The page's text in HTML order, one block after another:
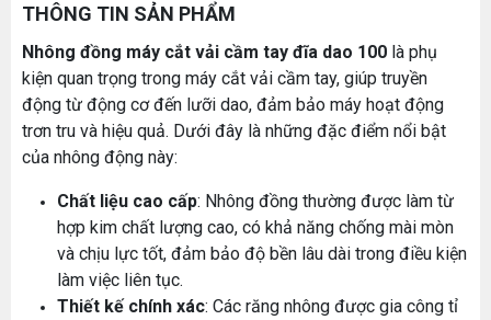
THÔNG TIN SẢN PHẨM
Nhông đồng máy cắt vải cầm tay đĩa dao 100 là phụ
kiện quan trọng trong máy cắt vải cầm tay, giúp truyền
động từ động cơ đến lưỡi dao, đảm bảo máy hoạt động
trơn tru và hiệu quả. Dưới đây là những đặc điểm nổi bật
của nhông động này:
Chất liệu cao cấp: Nhông đồng thường được làm từ
hợp kim chất lượng cao, có khả năng chống mài mòn
và chịu lực tốt, đảm bảo độ bền lâu dài trong điều kiện
làm việc liên tục.
Thiết kế chính xác: Các răng nhông được gia công tỉ